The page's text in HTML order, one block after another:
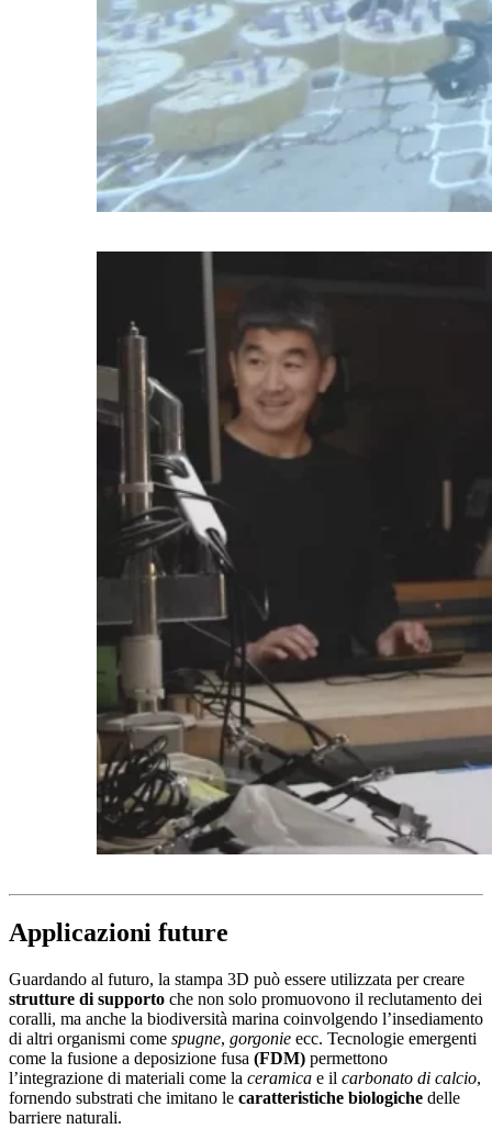
Applicazioni future
Guardando al futuro, la stampa 3D può essere utilizzata per creare
strutture di supporto che non solo promuovono il reclutamento dei
coralli, ma anche la biodiversità marina coinvolgendo l’insediamento
di altri organismi come spugne, gorgonie ecc. Tecnologie emergenti
come la fusione a deposizione fusa (FDM) permettono
l’integrazione di materiali come la ceramica e il carbonato di calcio,
fornendo substrati che imitano le caratteristiche biologiche delle
barriere naturali.